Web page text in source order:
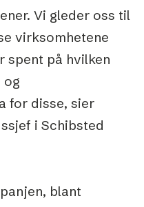
Vi gleder oss til
virksomhetene
spent på hvilken
og
for disse, sier
i Schibsted
blant